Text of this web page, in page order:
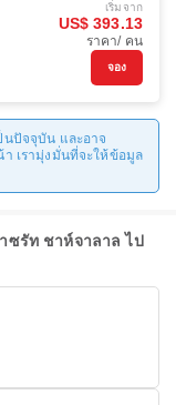
เริ่มจาก
US$ 393.13
ราคา/ คน
จอง
นปัจจุบัน และอาจ
เรามุ่งมั่นที่จะให้ข้อมูล
ซรัท ชาห์จาลาล ไป